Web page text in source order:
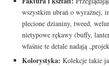
wszystkim ubrań o wyraźnej,
plecione dzianiny, tweed,
nietypowe rękawy (buffy,
właśnie te detale nadają
Kolorystyka: Kolekcje takie